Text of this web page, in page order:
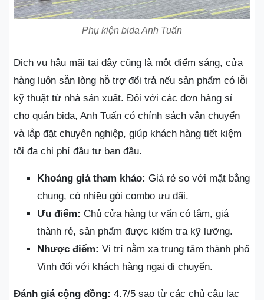
Phụ kiện bida Anh Tuấn
Dịch vụ hậu mãi tại đây cũng là một điểm sáng, cửa
hàng luôn sẵn lòng hỗ trợ đổi trả nếu sản phẩm có lỗi
kỹ thuật từ nhà sản xuất. Đối với các đơn hàng sỉ
cho quán bida, Anh Tuấn có chính sách vận chuyển
và lắp đặt chuyên nghiệp, giúp khách hàng tiết kiệm
tối đa chi phí đầu tư ban đầu.
Khoảng giá tham khảo: Giá rẻ so với mặt bằng
chung, có nhiều gói combo ưu đãi.
Ưu điểm: Chủ cửa hàng tư vấn có tâm, giá
thành rẻ, sản phẩm được kiểm tra kỹ lưỡng.
Nhược điểm: Vị trí nằm xa trung tâm thành phố
Vinh đối với khách hàng ngại di chuyển.
Đánh giá cộng đồng: 4.7/5 sao từ các chủ câu lạc